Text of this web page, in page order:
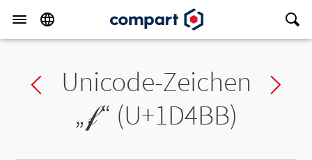
Previous char
Unicode-Zeichen
„𝒻“ (U+1D4BB)